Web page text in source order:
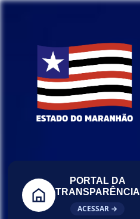
PORTAL DA
TRANSPARÊNCIA
ACESSAR →